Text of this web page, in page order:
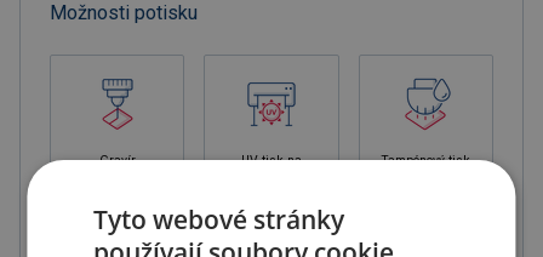
Možnosti potisku
Gravír
UV tisk na
Tampónový tisk
Tyto webové stránky